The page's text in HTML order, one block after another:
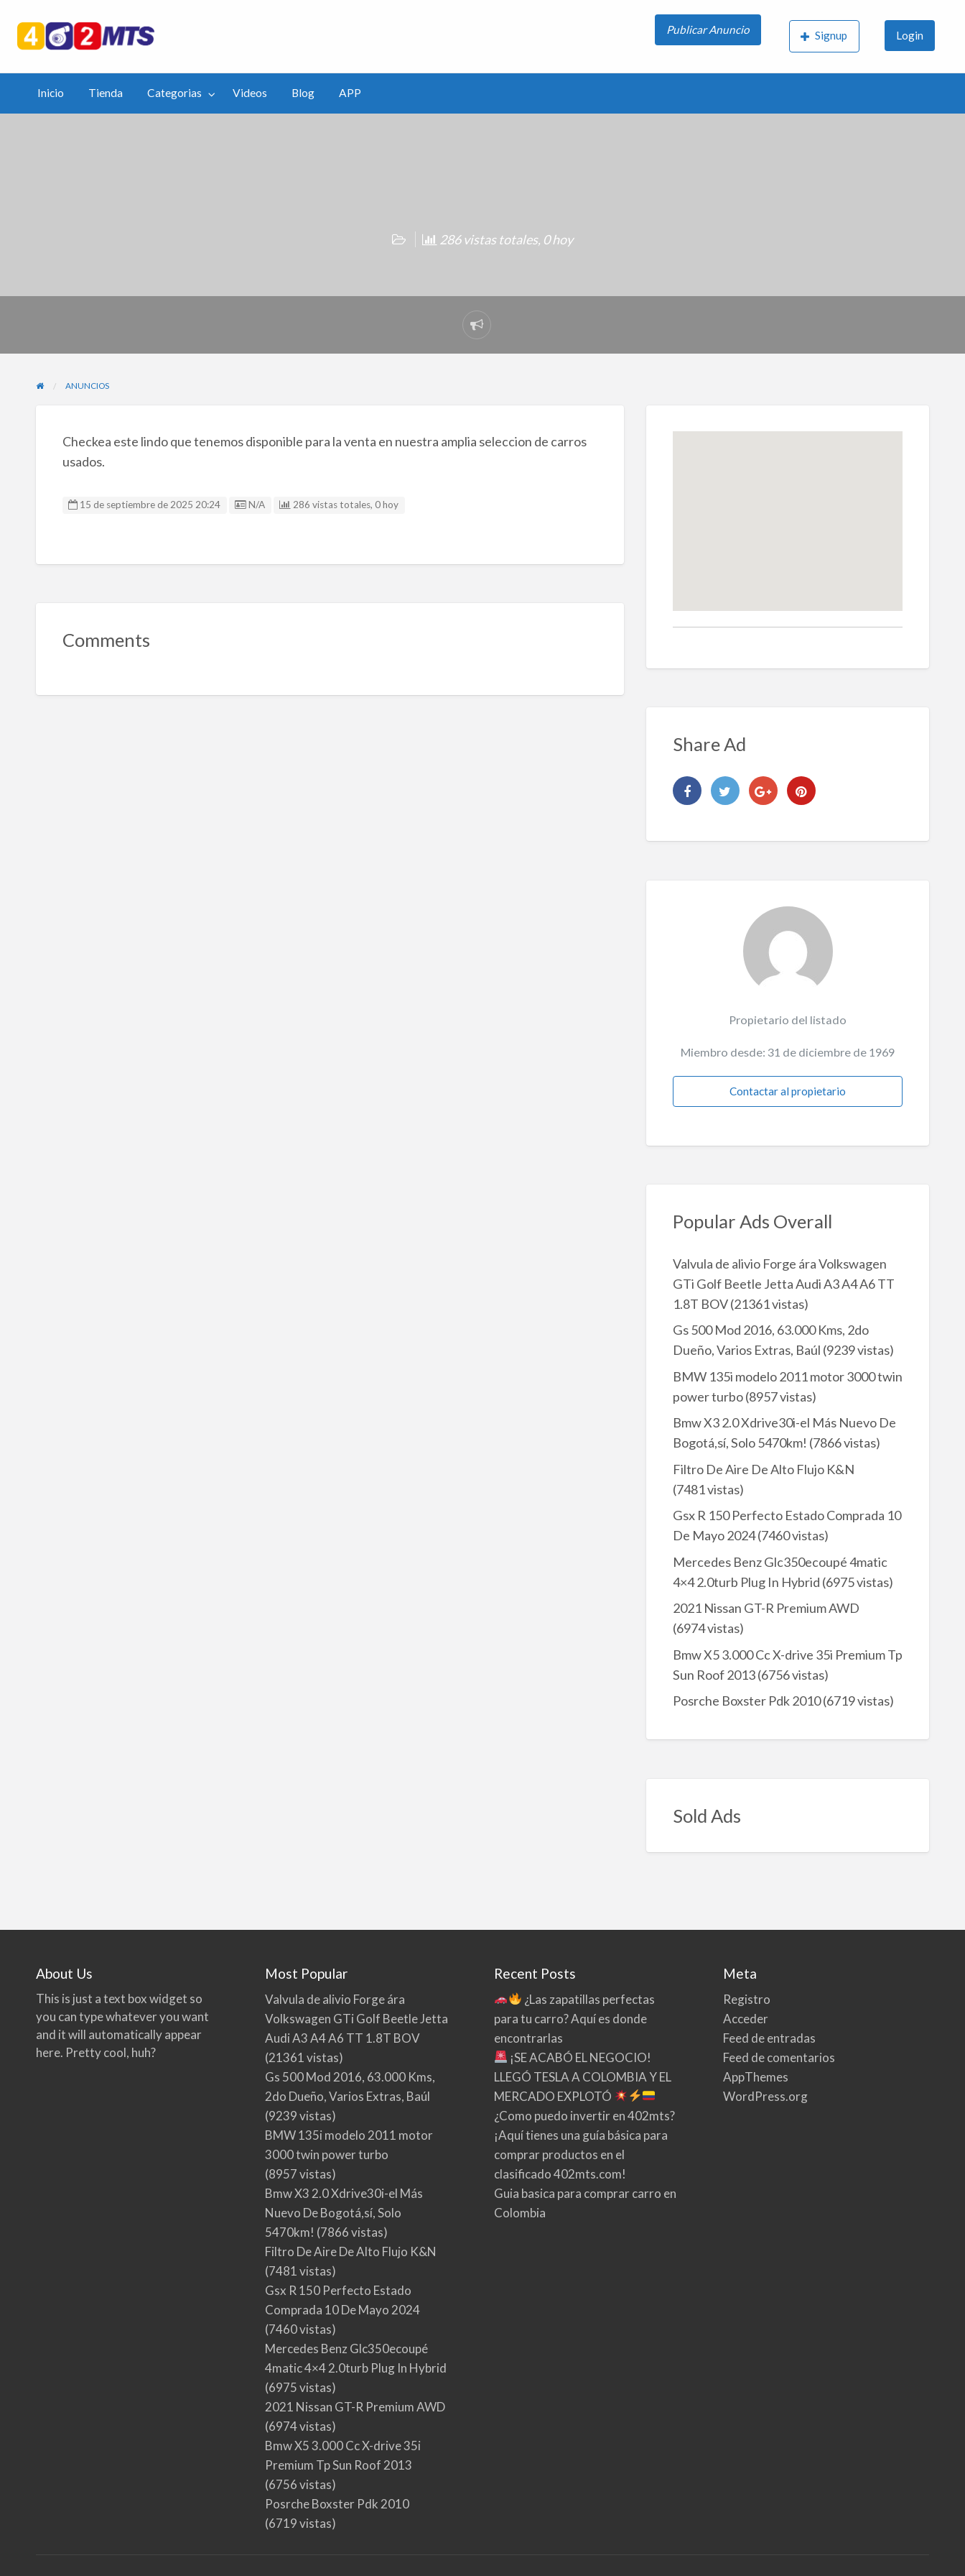
Videos Blog APP
Publicar Anuncio Signup Login
Inicio Tienda Categorias Videos Blog APP
286 vistas totales, 0 hoy
Reportar
problema
ANUNCIOS
Checkea este lindo que tenemos disponible para la venta en nuestra amplia seleccion de carros
usados.
15 de septiembre de 2025 20:24 Listing ID
N/A 286 vistas totales, 0 hoy
Comments
Share Ad
Propietario del listado
Miembro desde: 31 de diciembre de 1969
Contactar al propietario
Popular Ads Overall
Valvula de alivio Forge ára Volkswagen
GTi Golf Beetle Jetta Audi A3 A4 A6 TT
1.8T BOV(21361 vistas)
Gs 500 Mod 2016, 63.000 Kms, 2do
Dueño, Varios Extras, Baúl (9239 vistas)
BMW 135i modelo 2011 motor 3000 twin
power turbo(8957 vistas)
Bmw X3 2.0 Xdrive30i-el Más Nuevo De
Bogotá,sí, Solo 5470km! (7866 vistas)
Filtro De Aire De Alto Flujo K&N
(7481 vistas)
Gsx R 150 Perfecto Estado Comprada 10
De Mayo 2024(7460 vistas)
Mercedes Benz Glc350ecoupé 4matic
4×4 2.0turb Plug In Hybrid (6975 vistas)
2021 Nissan GT-R Premium AWD
(6974 vistas)
Bmw X5 3.000 Cc X-drive 35i Premium Tp
Sun Roof 2013(6756 vistas)
Posrche Boxster Pdk 2010(6719 vistas)
Sold Ads
About Us
This is just a text box widget so
you can type whatever you want
and it will automatically appear
here. Pretty cool, huh?
Most Popular
Valvula de alivio Forge ára
Volkswagen GTi Golf Beetle Jetta
Audi A3 A4 A6 TT 1.8T BOV
(21361 vistas)
Gs 500 Mod 2016, 63.000 Kms,
2do Dueño, Varios Extras, Baúl
(9239 vistas)
BMW 135i modelo 2011 motor
3000 twin power turbo
(8957 vistas)
Bmw X3 2.0 Xdrive30i-el Más
Nuevo De Bogotá,sí, Solo
5470km! (7866 vistas)
Filtro De Aire De Alto Flujo K&N
(7481 vistas)
Gsx R 150 Perfecto Estado
Comprada 10 De Mayo 2024
(7460 vistas)
Mercedes Benz Glc350ecoupé
4matic 4×4 2.0turb Plug In Hybrid
(6975 vistas)
2021 Nissan GT-R Premium AWD
(6974 vistas)
Bmw X5 3.000 Cc X-drive 35i
Premium Tp Sun Roof 2013
(6756 vistas)
Posrche Boxster Pdk 2010
(6719 vistas)
Recent Posts
¿Las zapatillas perfectas
para tu carro? Aquí es donde
encontrarlas
¡SE ACABÓ EL NEGOCIO!
LLEGÓ TESLA A COLOMBIA Y EL
MERCADO EXPLOTÓ
¿Como puedo invertir en 402mts?
¡Aquí tienes una guía básica para
comprar productos en el
clasificado 402mts.com!
Guia basica para comprar carro en
Colombia
Meta
Registro
Acceder
Feed de entradas
Feed de comentarios
AppThemes
WordPress.org